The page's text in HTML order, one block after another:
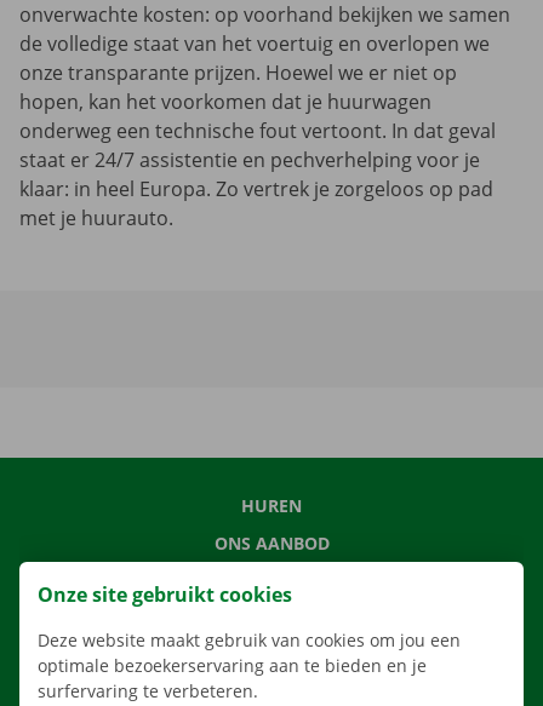
onverwachte kosten: op voorhand bekijken we samen
de volledige staat van het voertuig en overlopen we
onze transparante prijzen. Hoewel we er niet op
hopen, kan het voorkomen dat je huurwagen
onderweg een technische fout vertoont. In dat geval
staat er 24/7 assistentie en pechverhelping voor je
klaar: in heel Europa. Zo vertrek je zorgeloos op pad
met je huurauto.
HUREN
ONS AANBOD
ONZE DIENSTEN
VERHUISOPLOSSINGEN
Onze site gebruikt cookies
Deze website maakt gebruik van cookies om jou een
optimale bezoekerservaring aan te bieden en je
surfervaring te verbeteren.